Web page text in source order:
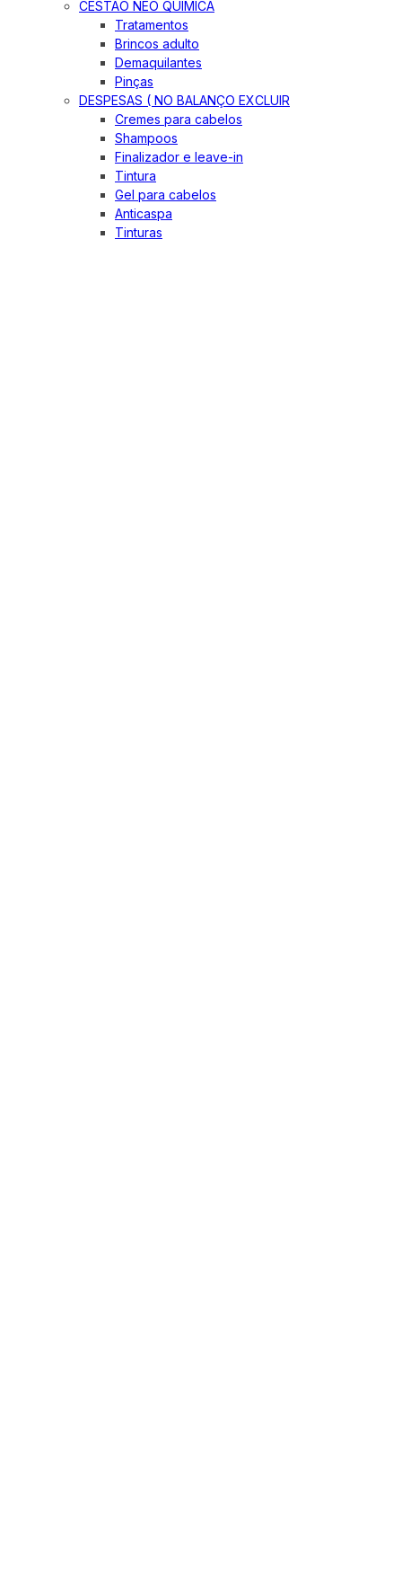
CESTÃO NEO QUIMICA
Tratamentos
Brincos adulto
Demaquilantes
Pinças
DESPESAS ( NO BALANÇO EXCLUIR
Cremes para cabelos
Shampoos
Finalizador e leave-in
Tintura
Gel para cabelos
Anticaspa
Tinturas